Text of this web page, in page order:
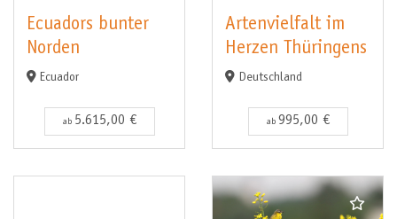
Ecuadors bunter
Norden
Ecuador
ab 5.615,00 €
Artenvielfalt im
Herzen Thüringens
Deutschland
ab 995,00 €